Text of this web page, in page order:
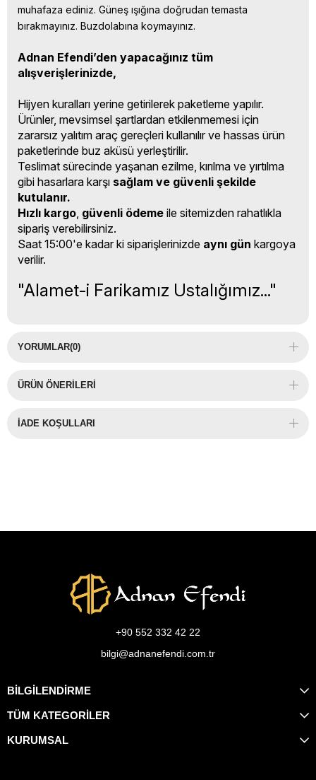
muhafaza ediniz. Güneş ışığına doğrudan temasta
bırakmayınız. Buzdolabına koymayınız.
Adnan Efendi’den yapacağınız tüm
alışverişlerinizde,
Hijyen kuralları yerine getirilerek paketleme yapılır.
Ürünler, mevsimsel şartlardan etkilenmemesi için
zararsız yalıtım araç gereçleri kullanılır ve hassas ürün
paketlerinde buz aküsü yerleştirilir.
Teslimat sürecinde yaşanan ezilme, kırılma ve yırtılma
gibi hasarlara karşı sağlam ve güvenli şekilde
kutulanır.
Hızlı kargo, güvenli ödeme ile sitemizden rahatlıkla
sipariş verebilirsiniz.
Saat 15:00'e kadar ki siparişlerinizde aynı gün kargoya
verilir.
"Alamet-i Farikamız Ustalığımız..."
YORUMLAR(0)
ÜRÜN ÖNERILERI
İADE KOŞULLARI
+90 552 332 42 22
bilgi@adnanefendi.com.tr
BİLGİLENDİRME
TÜM KATEGORİLER
KURUMSAL